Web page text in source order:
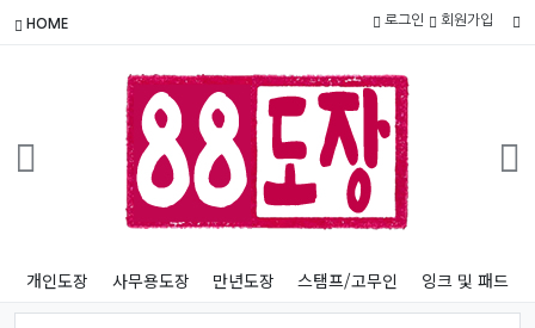
HOME 로그인 회원가입
개인도장 사무용도장 만년도장 스탬프/고무인 잉크 및 패드